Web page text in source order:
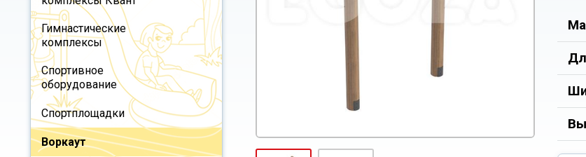
Гимнастические
комплексы
Спортивное
оборудование
Спортплощадки
Воркаут